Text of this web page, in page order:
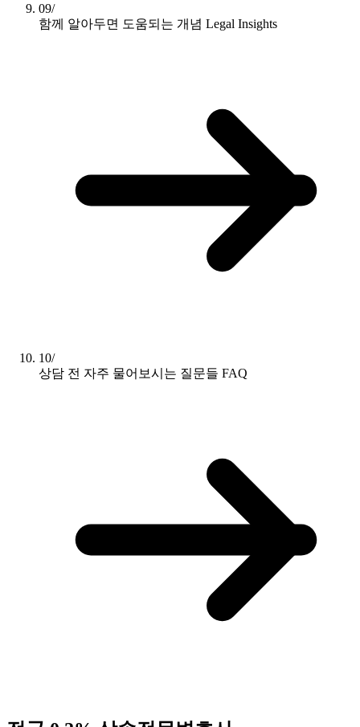
09/
함께 알아두면 도움되는 개념 Legal Insights
10/
상담 전 자주 물어보시는 질문들 FAQ